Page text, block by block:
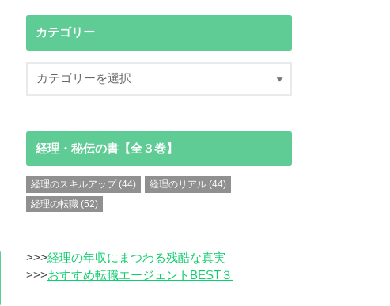
カテゴリー
経理・秘伝の書【全３巻】
経理のスキルアップ (44) 経理のリアル (44)
経理の転職 (52)
>>>経理の年収にまつわる残酷な真実
>>>おすすめ転職エージェントBEST３